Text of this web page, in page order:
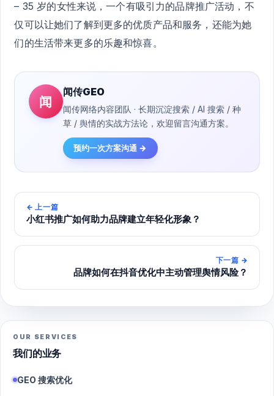
– 35 岁的女性来说，一个有吸引力的品牌推广活动，不
仅可以让她们了解到更多的优质产品和服务，还能为她
们的生活带来更多的乐趣和惊喜。
闻
闻传GEO
闻传网络内容团队 · 长期沉淀搜索 / AI 搜索 / 种
草 / 舆情的实战方法论，欢迎留言沟通方案。
预约一次方案沟通 →
← 上一篇
小红书推广如何助力品牌建立年轻化形象？
下一篇 →
品牌如何在抖音优化中主动管理舆情风险？
OUR SERVICES
我们的业务
GEO 搜索优化